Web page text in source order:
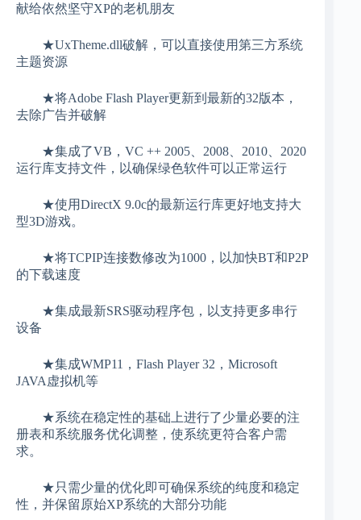
献给依然坚守XP的老机朋友
★UxTheme.dll破解，可以直接使用第三方系统
主题资源
★将Adobe Flash Player更新到最新的32版本，
去除广告并破解
★集成了VB，VC ++ 2005、2008、2010、2020
运行库支持文件，以确保绿色软件可以正常运行
★使用DirectX 9.0c的最新运行库更好地支持大
型3D游戏。
★将TCPIP连接数修改为1000，以加快BT和P2P
的下载速度
★集成最新SRS驱动程序包，以支持更多串行
设备
★集成WMP11，Flash Player 32，Microsoft
JAVA虚拟机等
★系统在稳定性的基础上进行了少量必要的注
册表和系统服务优化调整，使系统更符合客户需
求。
★只需少量的优化即可确保系统的纯度和稳定
性，并保留原始XP系统的大部分功能